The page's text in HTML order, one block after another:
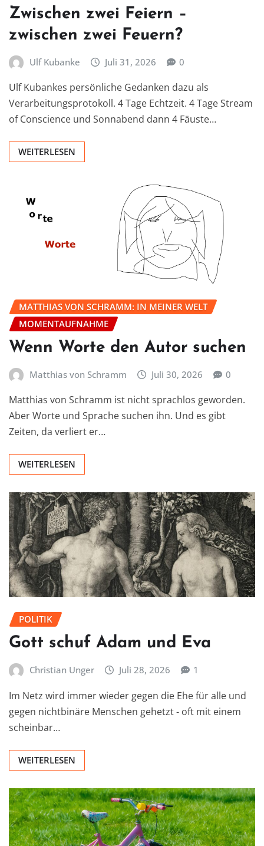
Zwischen zwei Feiern –
zwischen zwei Feuern?
Ulf Kubanke Juli 31, 2026 0
Ulf Kubankes persönliche Gedanken dazu als
Verarbeitungsprotokoll. 4 Tage Echtzeit. 4 Tage Stream
of Conscience und Sonnabend dann 4 Fäuste…
WEITERLESEN
MATTHIAS VON SCHRAMM: IN MEINER WELT
MOMENTAUFNAHME
Wenn Worte den Autor suchen
Matthias von Schramm Juli 30, 2026 0
Matthias von Schramm ist nicht sprachlos geworden.
Aber Worte und Sprache suchen ihn. Und es gibt
Zeiten, da verliert er…
WEITERLESEN
POLITIK
Gott schuf Adam und Eva
Christian Unger Juli 28, 2026 1
Im Netz wird immer wieder gegen die Ehe für alle und
gegen nichtbinäre Menschen gehetzt - oft mit einem
scheinbar…
WEITERLESEN